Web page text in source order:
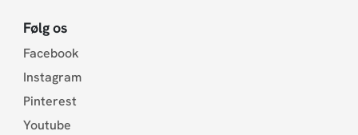
Følg os
Facebook
Instagram
Pinterest
Youtube